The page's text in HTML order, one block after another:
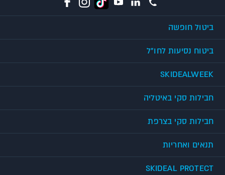
ביטול חופשה
ביטוח נסיעות לחו"ל
SKIDEALWEEK
חבילות סקי באיטליה
חבילות סקי בצרפת
תנאים ואחריות
SKIDEAL PROTECT